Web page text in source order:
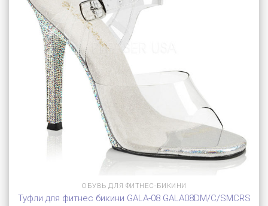
ОБУВЬ ДЛЯ ФИТНЕС-БИКИНИ
Туфли для фитнес бикини GALA-08 GALA08DM/C/SMCRS